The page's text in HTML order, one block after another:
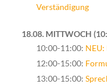
Verständigung
18.08. MITTWOCH
10:00-11:00: NEU:
12:00-15:00:
13:00-15:00: